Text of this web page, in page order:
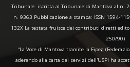
Tribunale: iscritta al Tribunale di Mantova al n.
n. 9363 Pubblicazione a stampa: ISSN 1594-
132X La testata fruisce dei contributi diretti
250/90)
“La Voce di Mantova tramite la Fipeg
aderendo alla carta dei servizi dell'USPI ha